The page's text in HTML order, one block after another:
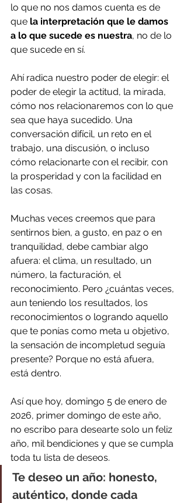
lo que no nos damos cuenta es de
que la interpretación que le damos
a lo que sucede es nuestra, no de lo
que sucede en sí.
Ahí radica nuestro poder de elegir: el
poder de elegir la actitud, la mirada,
cómo nos relacionaremos con lo que
sea que haya sucedido. Una
conversación difícil, un reto en el
trabajo, una discusión, o incluso
cómo relacionarte con el recibir, con
la prosperidad y con la facilidad en
las cosas.
Muchas veces creemos que para
sentirnos bien, a gusto, en paz o en
tranquilidad, debe cambiar algo
afuera: el clima, un resultado, un
número, la facturación, el
reconocimiento. Pero ¿cuántas veces,
aun teniendo los resultados, los
reconocimientos o logrando aquello
que te ponías como meta u objetivo,
la sensación de incompletud seguía
presente? Porque no está afuera,
está dentro.
Así que hoy, domingo 5 de enero de
2026, primer domingo de este año,
no escribo para desearte solo un feliz
año, mil bendiciones y que se cumpla
toda tu lista de deseos.
Te deseo un año: honesto,
auténtico, donde cada